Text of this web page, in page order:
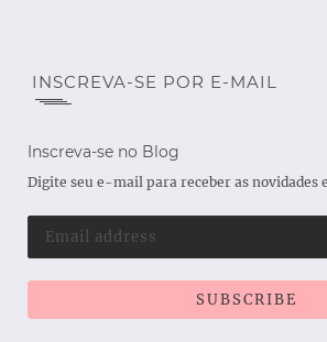
INSCREVA-SE POR E-MAIL
Inscreva-se no Blog
Digite seu e-mail para receber as novidades